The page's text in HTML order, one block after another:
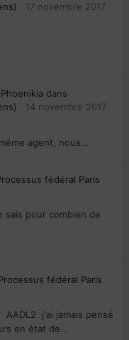
17 novembre 2017
Phoenikia dans
14 novembre 2017
agent, nous...
fédéral Paris
sais pour combien de
fédéral Paris
j'ai jamais pensé
en état de...